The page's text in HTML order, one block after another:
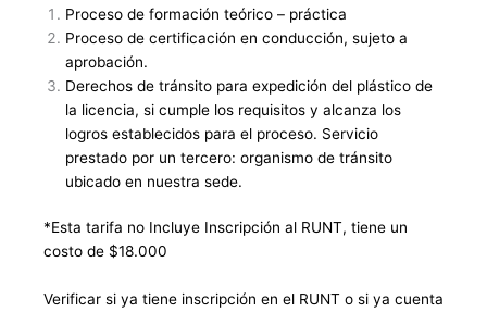
Proceso de formación teórico – práctica
Proceso de certificación en conducción, sujeto a
aprobación.
Derechos de tránsito para expedición del plástico de
la licencia, si cumple los requisitos y alcanza los
logros establecidos para el proceso. Servicio
prestado por un tercero: organismo de tránsito
ubicado en nuestra sede.
*Esta tarifa no Incluye Inscripción al RUNT, tiene un
costo de $18.000
Verificar si ya tiene inscripción en el RUNT o si ya cuenta